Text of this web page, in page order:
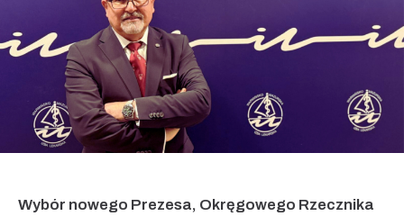
Wybór nowego Prezesa, Okręgowego Rzecznika